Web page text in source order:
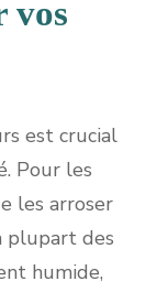
vos
est crucial
Pour les
les arroser
plupart des
humide,